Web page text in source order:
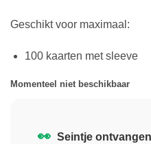
Geschikt voor maximaal:
100 kaarten met sleeve
Momenteel niet beschikbaar
👀 Seintje